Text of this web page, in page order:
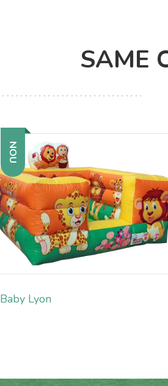
SAME
NOU
Baby Lyon